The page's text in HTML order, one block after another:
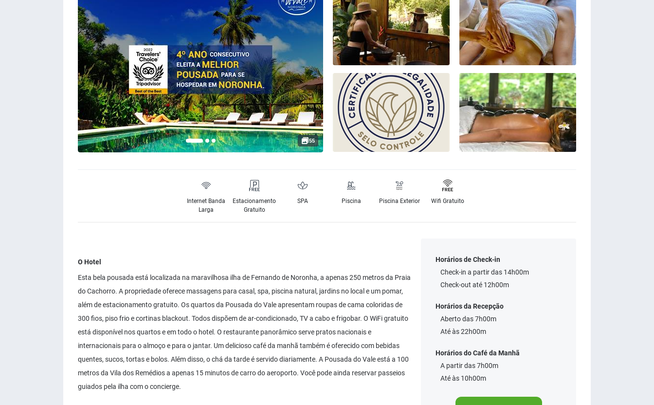
55
Internet Banda
Larga
Estacionamento
Gratuito
SPA Piscina Piscina Exterior Wifi Gratuito
O Hotel
Esta bela pousada está localizada na maravilhosa ilha de Fernando de Noronha, a apenas 250 metros da Praia
do Cachorro. A propriedade oferece massagens para casal, spa, piscina natural, jardins no local e um pomar,
além de estacionamento gratuito. Os quartos da Pousada do Vale apresentam roupas de cama coloridas de
300 fios, piso frio e cortinas blackout. Todos dispõem de ar-condicionado, TV a cabo e frigobar. O WiFi gratuito
está disponível nos quartos e em todo o hotel. O restaurante panorâmico serve pratos nacionais e
internacionais para o almoço e para o jantar. Um delicioso café da manhã também é oferecido com bebidas
quentes, sucos, tortas e bolos. Além disso, o chá da tarde é servido diariamente. A Pousada do Vale está a 100
metros da Vila dos Remédios a apenas 15 minutos de carro do aeroporto. Você pode ainda reservar passeios
guiados pela ilha com o concierge.
Horários de Check-in
Check-in a partir das 14h00m
Check-out até 12h00m
Horários da Recepção
Aberto das 7h00m
Até às 22h00m
Horários do Café da Manhã
A partir das 7h00m
Até às 10h00m